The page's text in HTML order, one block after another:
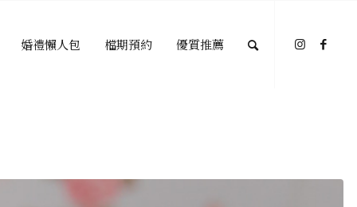
婚禮懶人包 檔期預約 優質推薦